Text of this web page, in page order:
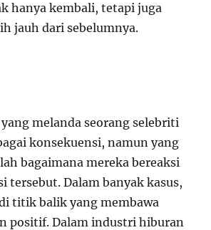
hanya kembali, tetapi juga
jauh dari sebelumnya.
melanda seorang selebriti
konsekuensi, namun yang
bagaimana mereka bereaksi
tersebut. Dalam banyak kasus,
titik balik yang membawa
positif. Dalam industri hiburan